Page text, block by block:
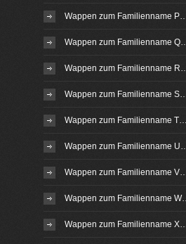
Wappen zum Familienname P…
Wappen zum Familienname Q…
Wappen zum Familienname R…
Wappen zum Familienname S…
Wappen zum Familienname T…
Wappen zum Familienname U…
Wappen zum Familienname V…
Wappen zum Familienname W…
Wappen zum Familienname X…